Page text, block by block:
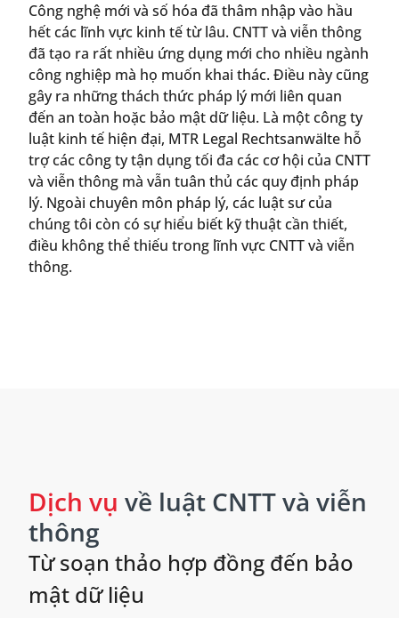
Công nghệ mới và số hóa đã thâm nhập vào hầu
hết các lĩnh vực kinh tế từ lâu. CNTT và viễn thông
đã tạo ra rất nhiều ứng dụng mới cho nhiều ngành
công nghiệp mà họ muốn khai thác. Điều này cũng
gây ra những thách thức pháp lý mới liên quan
đến an toàn hoặc bảo mật dữ liệu. Là một công ty
luật kinh tế hiện đại, MTR Legal Rechtsanwälte hỗ
trợ các công ty tận dụng tối đa các cơ hội của CNTT
và viễn thông mà vẫn tuân thủ các quy định pháp
lý. Ngoài chuyên môn pháp lý, các luật sư của
chúng tôi còn có sự hiểu biết kỹ thuật cần thiết,
điều không thể thiếu trong lĩnh vực CNTT và viễn
thông.
Dịch vụ về luật CNTT và viễn
thông
Từ soạn thảo hợp đồng đến bảo
mật dữ liệu